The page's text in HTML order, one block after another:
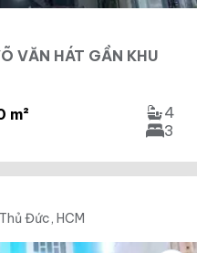
VĂN HÁT GẦN KHU
m²
4
3
Đức, HCM